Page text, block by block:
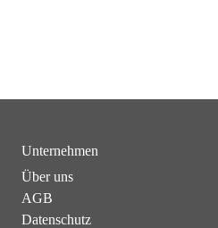
Unternehmen
Über uns
AGB
Datenschutz